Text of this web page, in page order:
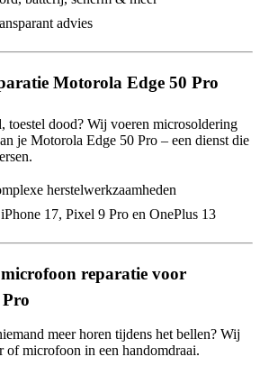
advies
Motorola Edge 50 Pro
toestel dood? Wij voeren microsoldering
je Motorola Edge 50 Pro – een dienst die
herstelwerkzaamheden
17, Pixel 9 Pro en OnePlus 13
reparatie voor
meer horen tijdens het bellen? Wij
of microfoon in een handomdraai.